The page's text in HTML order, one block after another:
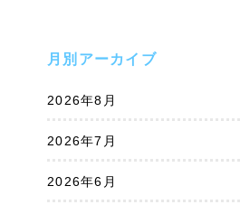
月別アーカイブ
2026年8月
2026年7月
2026年6月